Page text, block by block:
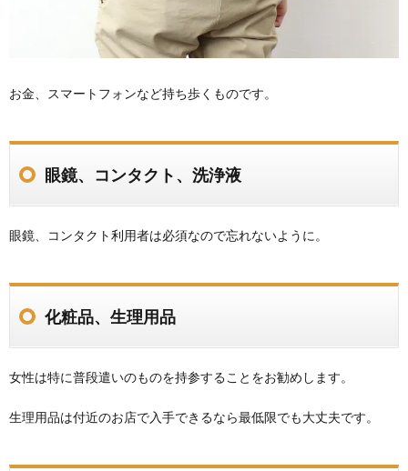
お金、スマートフォンなど持ち歩くものです。
眼鏡、コンタクト、洗浄液
眼鏡、コンタクト利用者は必須なので忘れないように。
化粧品、生理用品
女性は特に普段遣いのものを持参することをお勧めします。
生理用品は付近のお店で入手できるなら最低限でも大丈夫です。